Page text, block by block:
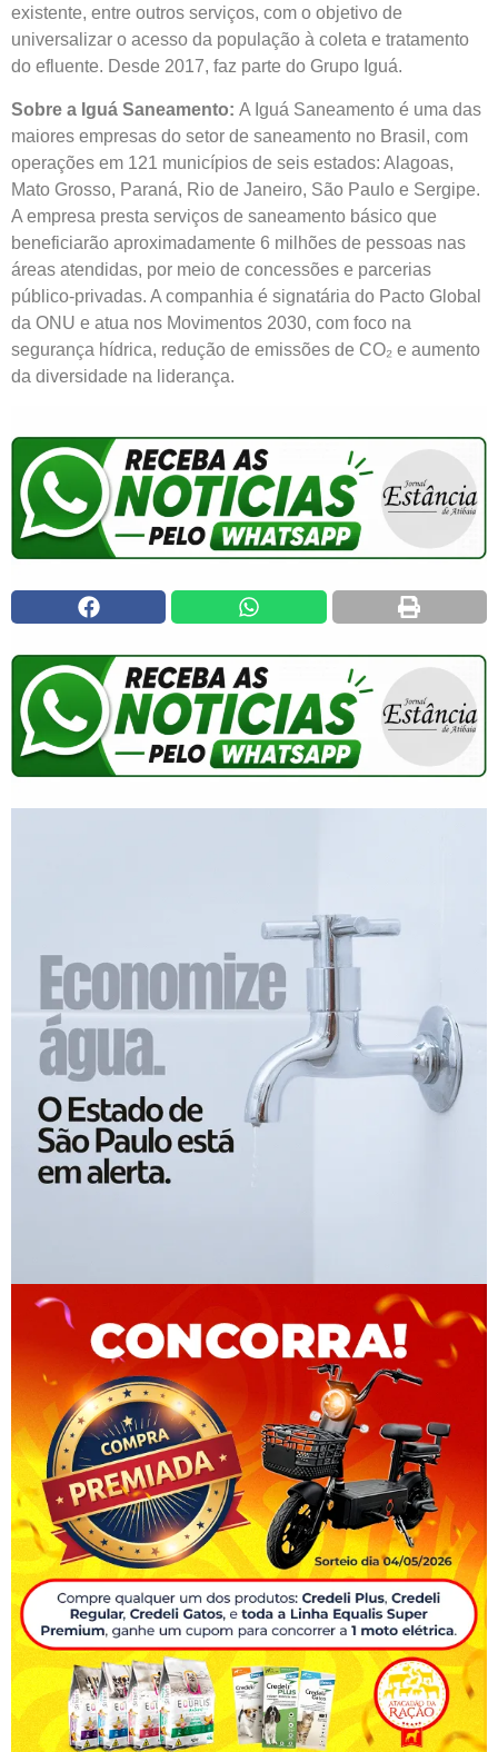
existente, entre outros serviços, com o objetivo de
universalizar o acesso da população à coleta e tratamento
do efluente. Desde 2017, faz parte do Grupo Iguá.
Sobre a Iguá Saneamento: A Iguá Saneamento é uma das
maiores empresas do setor de saneamento no Brasil, com
operações em 121 municípios de seis estados: Alagoas,
Mato Grosso, Paraná, Rio de Janeiro, São Paulo e Sergipe.
A empresa presta serviços de saneamento básico que
beneficiarão aproximadamente 6 milhões de pessoas nas
áreas atendidas, por meio de concessões e parcerias
público-privadas. A companhia é signatária do Pacto Global
da ONU e atua nos Movimentos 2030, com foco na
segurança hídrica, redução de emissões de CO₂ e aumento
da diversidade na liderança.